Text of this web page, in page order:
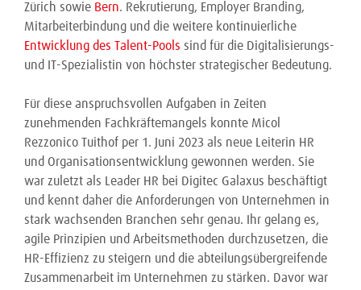
Zürich sowie Bern. Rekrutierung, Employer Branding,
Mitarbeiterbindung und die weitere kontinuierliche
Entwicklung des Talent-Pools sind für die Digitalisierungs-
und IT-Spezialistin von höchster strategischer Bedeutung.
Für diese anspruchsvollen Aufgaben in Zeiten
zunehmenden Fachkräftemangels konnte Micol
Rezzonico Tuithof per 1. Juni 2023 als neue Leiterin HR
und Organisationsentwicklung gewonnen werden. Sie
war zuletzt als Leader HR bei Digitec Galaxus beschäftigt
und kennt daher die Anforderungen von Unternehmen in
stark wachsenden Branchen sehr genau. Ihr gelang es,
agile Prinzipien und Arbeitsmethoden durchzusetzen, die
HR-Effizienz zu steigern und die abteilungsübergreifende
Zusammenarbeit im Unternehmen zu stärken. Davor war